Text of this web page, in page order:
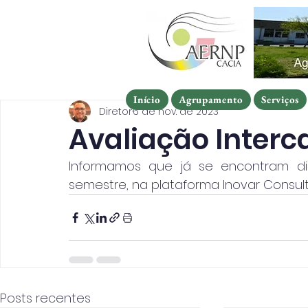
Avaliação
Diretor6 de nov. de 2023
Informamos que já se encontram
semestre, na plataforma Inovar
Posts recentes
Agrupamento Serviços
Início Agrupamento Serviços
Início Agrupamento Serviços